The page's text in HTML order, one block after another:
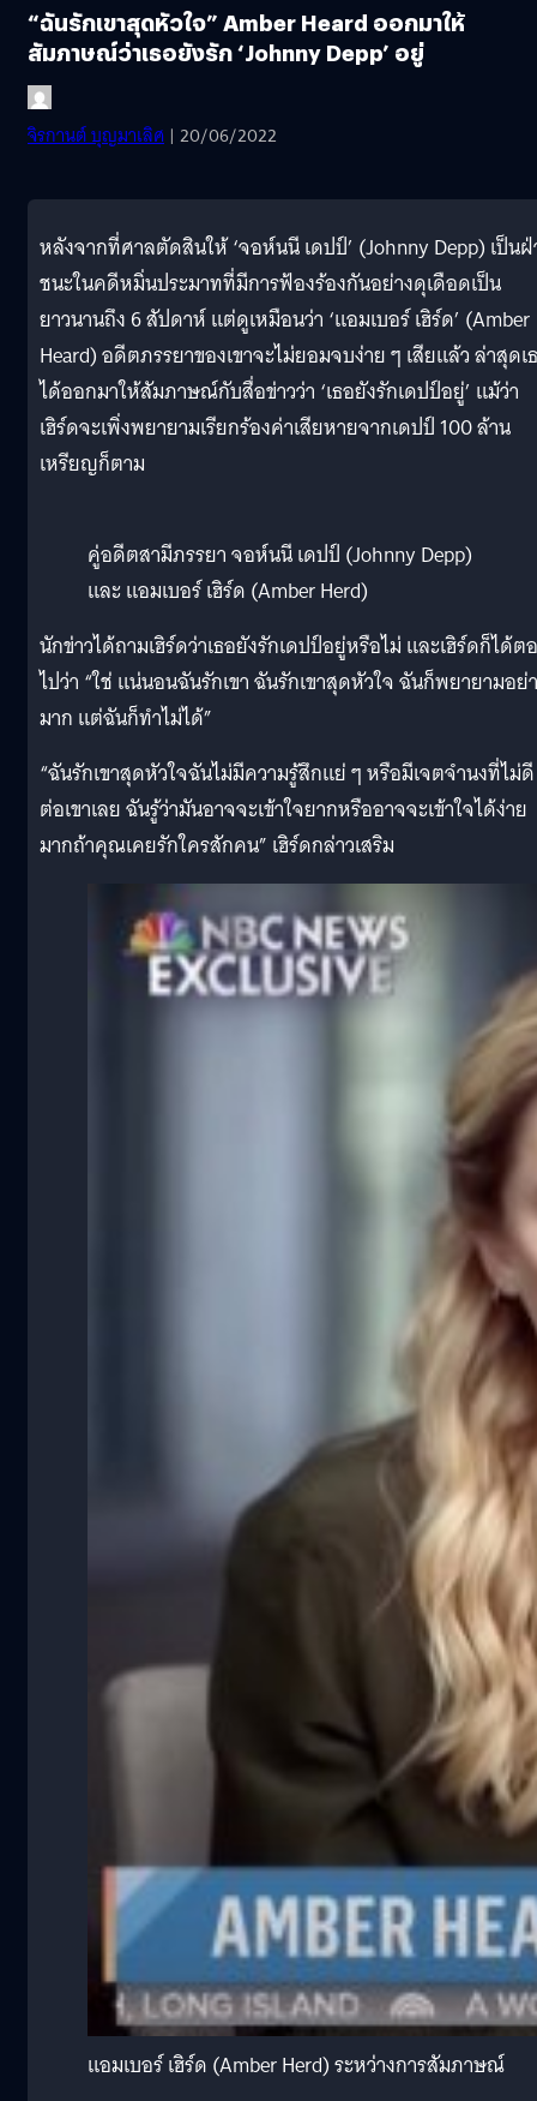
“ฉันรักเขาสุดหัวใจ” Amber Heard ออกมาให้
สัมภาษณ์ว่าเธอยังรัก ‘Johnny Depp’ อยู่
จิรกานต์ บุญมาเลิศ | 20/06/2022
หลังจากที่ศาลตัดสินให้ ‘จอห์นนี เดปป์’ (Johnny Depp) เป็น
ชนะในคดีหมิ่นประมาทที่มีการฟ้องร้องกันอย่างดุเดือดเป็น
ยาวนานถึง 6 สัปดาห์ แต่ดูเหมือนว่า ‘แอมเบอร์ เฮิร์ด’ (Amber
Heard) อดีตภรรยาของเขาจะไม่ยอมจบง่าย ๆ เสียแล้ว ล่าสุดเ
ได้ออกมาให้สัมภาษณ์กับสื่อข่าวว่า ‘เธอยังรักเดปป์อยู่’ แม้ว่า
เฮิร์ดจะเพิ่งพยายามเรียกร้องค่าเสียหายจากเดปป์ 100 ล้าน
เหรียญก็ตาม
คู่อดีตสามีภรรยา จอห์นนี เดปป์ (Johnny Depp)
และ แอมเบอร์ เฮิร์ด (Amber Herd)
นักข่าวได้ถามเฮิร์ดว่าเธอยังรักเดปป์อยู่หรือไม่ และเฮิร์ดก็ได้ต
ไปว่า “ใช่ แน่นอนฉันรักเขา ฉันรักเขาสุดหัวใจ ฉันก็พยายามอย่
มาก แต่ฉันก็ทำไม่ได้”
“ฉันรักเขาสุดหัวใจฉันไม่มีความรู้สึกแย่ ๆ หรือมีเจตจำนงที่ไม่ดี
ต่อเขาเลย ฉันรู้ว่ามันอาจจะเข้าใจยากหรืออาจจะเข้าใจได้ง่าย
มากถ้าคุณเคยรักใครสักคน” เฮิร์ดกล่าวเสริม
แอมเบอร์ เฮิร์ด (Amber Herd) ระหว่างการสัมภาษณ์